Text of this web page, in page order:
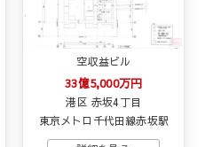
空収益ビル
33億5,000万円
港区 赤坂4丁目
東京メトロ千代田線赤坂駅